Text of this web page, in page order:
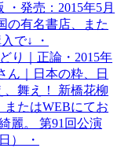
発売：2015年5月
の有名書店、また
で↓ ・
り｜正論・2015年
ん｜日本の粋、日
、舞え！ 新橋花柳
たはWEBにてお
麗。 第91回公演
） ・